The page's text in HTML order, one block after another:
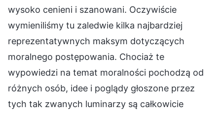
wysoko cenieni i szanowani. Oczywiście
wymieniliśmy tu zaledwie kilka najbardziej
reprezentatywnych maksym dotyczących
moralnego postępowania. Chociaż te
wypowiedzi na temat moralności pochodzą od
różnych osób, idee i poglądy głoszone przez
tych tak zwanych luminarzy są całkowicie